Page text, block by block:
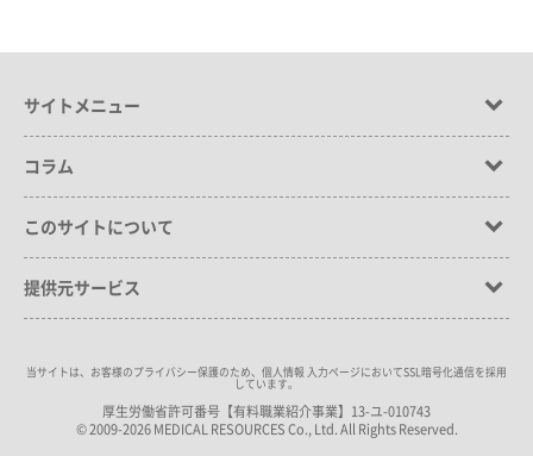
サイトメニュー
コラム
このサイトについて
提供元サービス
当サイトは、お客様のプライバシー保護のため、個人情報 入力ページにおいてSSL暗号化通信を採用
しています。
厚生労働省許可番号【有料職業紹介事業】13-ユ-010743
© 2009-2026 MEDICAL RESOURCES Co., Ltd. All Rights Reserved.